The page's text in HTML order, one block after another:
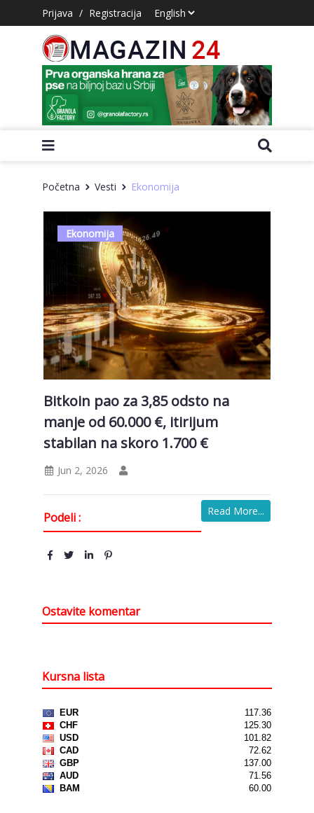
Prijava / Registracija
Početna Vesti Ekonomija
Ekonomija
Bitkoin pao za 3,85 odsto na
manje od 60.000 €, itirijum
stabilan na skoro 1.700 €
Jun 2, 2026
Read More...
Podeli :
Ostavite komentar
Kursna lista